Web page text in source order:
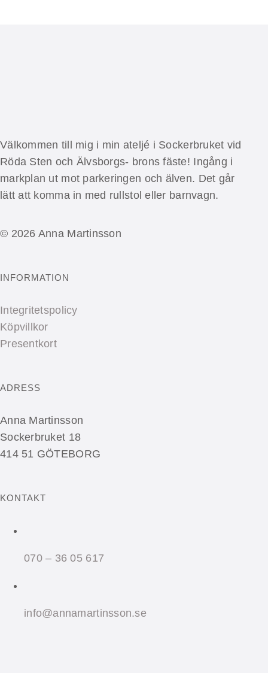
Välkommen till mig i min ateljé i Sockerbruket vid
Röda Sten och Älvsborgs- brons fäste! Ingång i
markplan ut mot parkeringen och älven. Det går
lätt att komma in med rullstol eller barnvagn.
© 2026 Anna Martinsson
INFORMATION
Integritetspolicy
Köpvillkor
Presentkort
ADRESS
Anna Martinsson
Sockerbruket 18
414 51 GÖTEBORG
KONTAKT
070 – 36 05 617
info@annamartinsson.se